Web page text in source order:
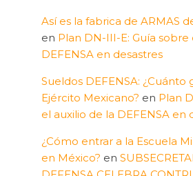
Así es la fabrica de ARMAS
en Plan DN-III-E: Guía sobre
DEFENSA en desastres
Sueldos DEFENSA: ¿Cuánto
Ejército Mexicano? en Plan
el auxilio de la DEFENSA en
¿Cómo entrar a la Escuela
en México? en